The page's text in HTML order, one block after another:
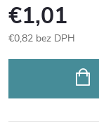
€1,01
€0,82 bez DPH